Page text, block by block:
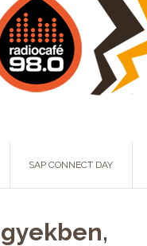
SAP CONNECT DAY